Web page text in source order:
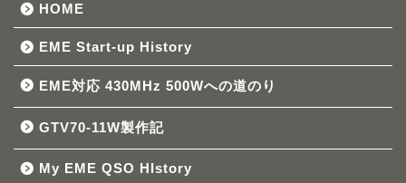
HOME
EME Start-up History
EME対応 430MHz 500Wへの道のり
GTV70-11W製作記
My EME QSO HIstory